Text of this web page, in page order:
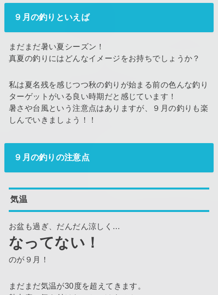
９月の釣りといえば
まだまだ暑い夏シーズン！
真夏の釣りにはどんなイメージをお持ちでしょうか？
私は夏名残を感じつつ秋の釣りが始まる前の色んな釣り
ターゲットがいる良い時期だと感じています！
暑さや台風という注意点はありますが、９月の釣りも楽
しんでいきましょう！！
９月の釣りの注意点
気温
お盆も過ぎ、だんだん涼しく…
なってない！
のが９月！
まだまだ気温が30度を超えてきます。